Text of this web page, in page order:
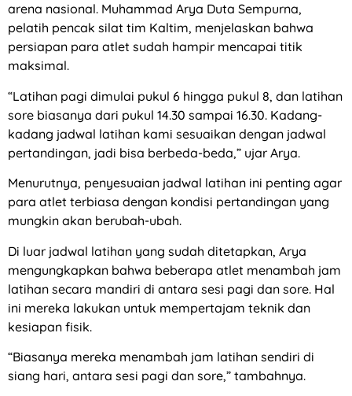
arena nasional. Muhammad Arya Duta Sempurna,
pelatih pencak silat tim Kaltim, menjelaskan bahwa
persiapan para atlet sudah hampir mencapai titik
maksimal.
“Latihan pagi dimulai pukul 6 hingga pukul 8, dan latihan
sore biasanya dari pukul 14.30 sampai 16.30. Kadang-
kadang jadwal latihan kami sesuaikan dengan jadwal
pertandingan, jadi bisa berbeda-beda,” ujar Arya.
Menurutnya, penyesuaian jadwal latihan ini penting agar
para atlet terbiasa dengan kondisi pertandingan yang
mungkin akan berubah-ubah.
Di luar jadwal latihan yang sudah ditetapkan, Arya
mengungkapkan bahwa beberapa atlet menambah jam
latihan secara mandiri di antara sesi pagi dan sore. Hal
ini mereka lakukan untuk mempertajam teknik dan
kesiapan fisik.
“Biasanya mereka menambah jam latihan sendiri di
siang hari, antara sesi pagi dan sore,” tambahnya.